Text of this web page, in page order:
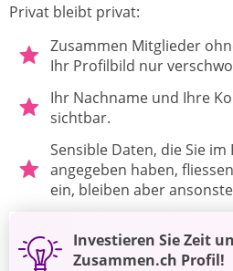
Privat bleibt privat:
Zusammen Mitglieder
Ihr Profilbild nur
Ihr Nachname und Ihre
sichtbar.
Sensible Daten, die Sie
angegeben haben,
ein, bleiben aber
Investieren Sie Zeit
Zusammen.ch Profil!